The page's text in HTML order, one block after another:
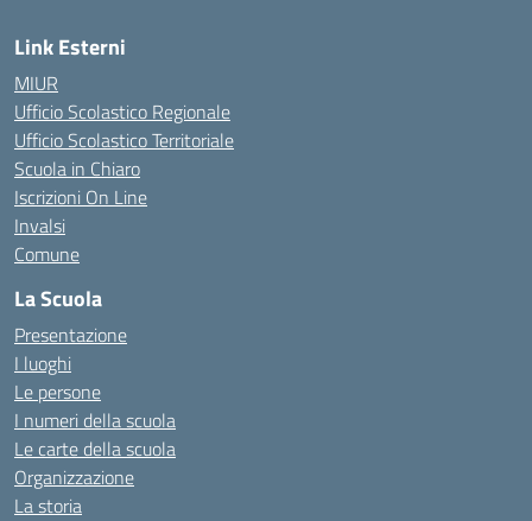
Link Esterni
MIUR
Ufficio Scolastico Regionale
Ufficio Scolastico Territoriale
Scuola in Chiaro
Iscrizioni On Line
Invalsi
Comune
La Scuola
Presentazione
I luoghi
Le persone
I numeri della scuola
Le carte della scuola
Organizzazione
La storia